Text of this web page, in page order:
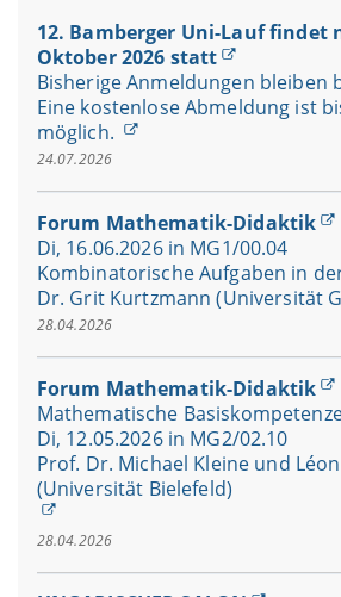
12. Bamberger Uni-Lauf findet
Oktober 2026 statt
Bisherige Anmeldungen bleiben
Eine kostenlose Abmeldung ist
möglich.
24.07.2026
Forum Mathematik-Didaktik
Di, 16.06.2026 in MG1/00.04
Kombinatorische Aufgaben in
Dr. Grit Kurtzmann (Universität
28.04.2026
Forum Mathematik-Didaktik
Mathematische
Di, 12.05.2026 in MG2/02.10
Prof. Dr. Michael Kleine und
(Universität Bielefeld)
28.04.2026